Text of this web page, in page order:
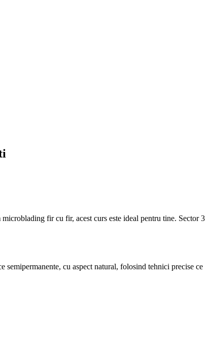
microblading fir cu fir, acest curs este ideal pentru tine. Sector 3
semipermanente, cu aspect natural, folosind tehnici precise ce